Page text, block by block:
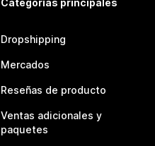
Categorías principales
Dropshipping
Mercados
Reseñas de producto
Ventas adicionales y
paquetes